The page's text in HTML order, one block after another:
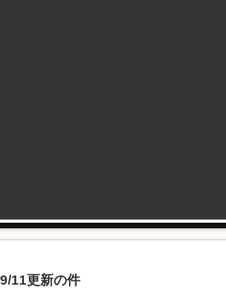
11更新の件